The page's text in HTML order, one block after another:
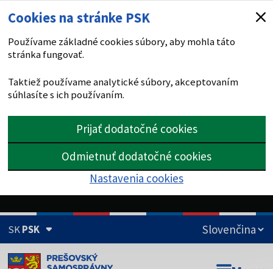
Cookies na stránke PSK
Používame základné cookies súbory, aby mohla táto
stránka fungovať.
Taktiež používame analytické súbory, akceptovaním
súhlasíte s ich používaním.
Prijať dodatočné cookies
Odmietnuť dodatočné cookies
Nastavenia cookies
SKPSK
Doména psk.sk je oficiálna